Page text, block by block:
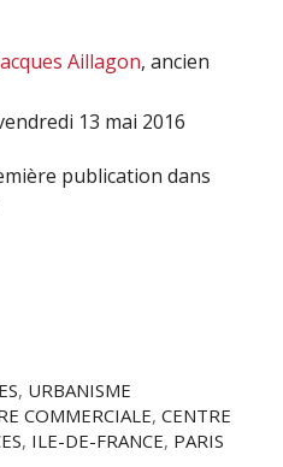
Aillagon, ancien
13 mai 2016
publication dans
, URBANISME
COMMERCIALE,CENTRE
, ILE-DE-FRANCE, PARIS